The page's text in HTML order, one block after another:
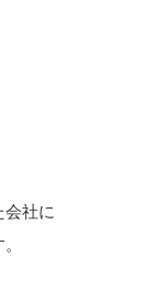
会社に